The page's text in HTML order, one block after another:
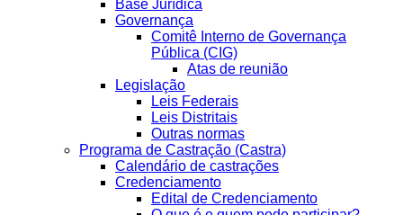
Base Jurídica
Governança
Comitê Interno de Governança
Pública (CIG)
Atas de reunião
Legislação
Leis Federais
Leis Distritais
Outras normas
Programa de Castração (Castra)
Calendário de castrações
Credenciamento
Edital de Credenciamento